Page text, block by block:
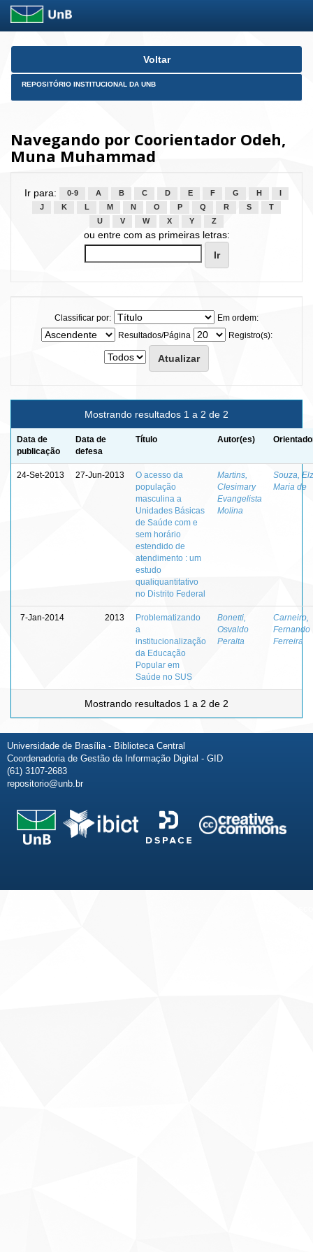
Skip
Voltar
REPOSITÓRIO INSTITUCIONAL DA UNB
Navegando por Coorientador Odeh,
Muna Muhammad
Ir para: 0-9 A B C D E F G H
J
K L M N O P Q R S
T
U
V W X Y Z
ou entre com as primeiras letras:
Classificar por:
Em ordem:
Resultados/Página
Registro(s):
Mostrando resultados 1 a 2 de 2
Data de
publicação
Data de
defesa
Título Autor(es)
24-Set-2013 27-Jun-2013
O acesso da
população
masculina a
Unidades Básicas
de Saúde com e
sem horário
estendido de
atendimento : um
estudo
qualiquantitativo
no Distrito Federal
Martins,
Clesimary
Evangelista
Molina
Souza,
Maria de
7-Jan-2014 2013
Problematizando
a
institucionalização
da Educação
Popular em
Saúde no SUS
Bonetti,
Osvaldo
Peralta
Carneiro,
Fernando
Ferreira
Mostrando resultados 1 a 2 de 2
Universidade de Brasília - Biblioteca Central
Coordenadoria de Gestão da Informação Digital - GID
(61) 3107-2683
repositorio@unb.br